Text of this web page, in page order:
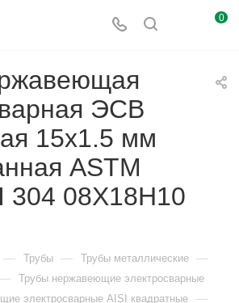
0
ЭСВ
15х1.5 мм
ASTM
304 08Х18Н10
— Трубы — Трубы металлические —
Трубы нержавеющие электросварные
электросварные AISI квадратные —